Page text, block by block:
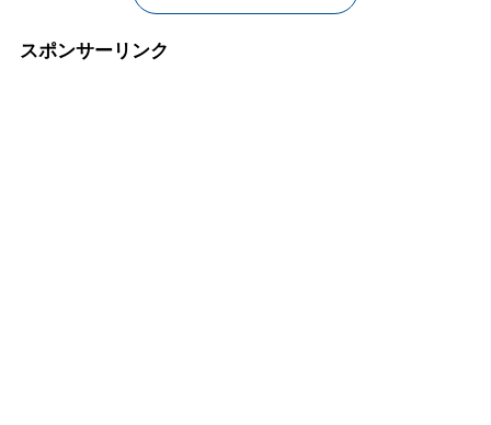
スポンサーリンク